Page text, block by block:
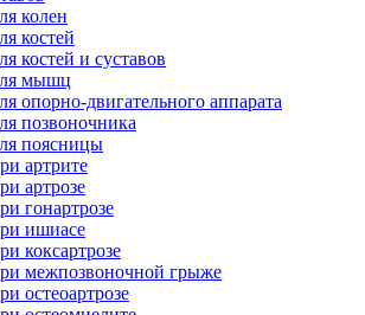
колен
костей
костей и суставов
мышц
опорно-двигательного аппарата
позвоночника
поясницы
артрите
артрозе
гонартрозе
ишиасе
коксартрозе
межпозвоночной грыже
остеоартрозе